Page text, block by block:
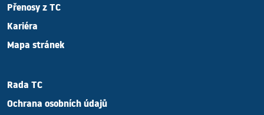
Přenosy z TC
Kariéra
Mapa stránek
Rada TC
Ochrana osobních údajů